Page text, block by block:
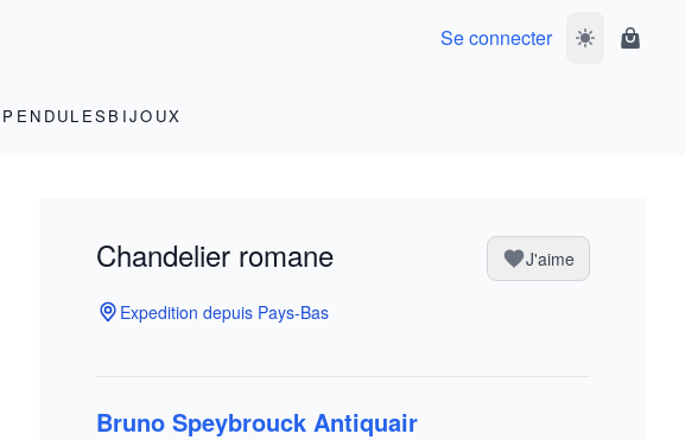
Se connecter Basculer le
Panier
PENDULES BIJOUX
Chandelier romane J'aime
Expedition depuis Pays-Bas
Bruno Speybrouck Antiquair